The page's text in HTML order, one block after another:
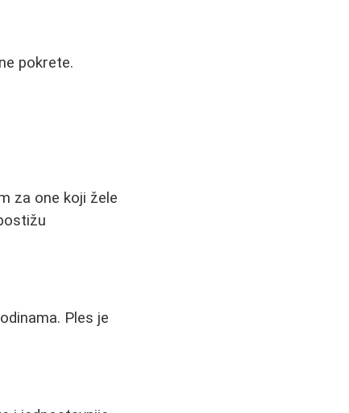
pokrete.
za one koji žele
Ples je